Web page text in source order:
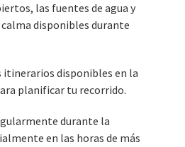
las fuentes de agua y
calma disponibles durante
itinerarios disponibles en la
planificar tu recorrido.
durante la
en las horas de más